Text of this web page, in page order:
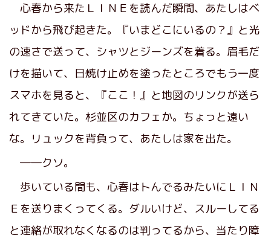
心春から来たＬＩＮＥを読んだ瞬間、あたしはベ
ッドから飛び起きた。『いまどこにいるの？』と光
の速さで送って、シャツとジーンズを着る。眉毛だ
けを描いて、日焼け止めを塗ったところでもう一度
スマホを見ると、『ここ！』と地図のリンクが送ら
れてきていた。杉並区のカフェか。ちょっと遠い
な。リュックを背負って、あたしは家を出た。
――クソ。
歩いている間も、心春はトんでるみたいにＬＩＮ
Ｅを送りまくってくる。ダルいけど、スルーしてる
と連絡が取れなくなるのは判ってるから、当たり障